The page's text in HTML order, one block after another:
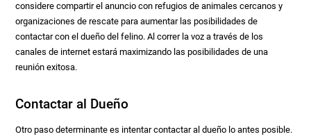
considere compartir el anuncio con refugios de animales cercanos y
organizaciones de rescate para aumentar las posibilidades de
contactar con el dueño del felino. Al correr la voz a través de los
canales de internet estará maximizando las posibilidades de una
reunión exitosa.
Contactar al Dueño
Otro paso determinante es intentar contactar al dueño lo antes posible.